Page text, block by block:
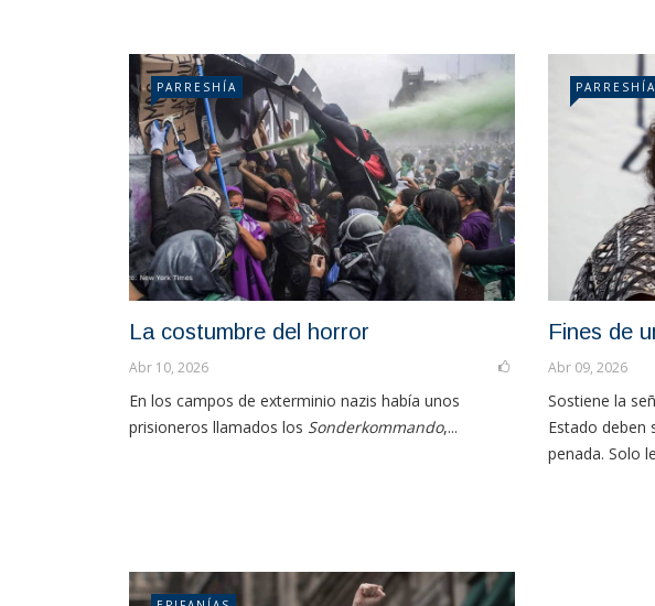
PARRESHÍA
La costumbre del horror
Abr 10, 2026
En los campos de exterminio nazis había unos
prisioneros llamados los Sonderkommando,...
PARRESHÍA
Fines de
Abr 09, 2026
Sostiene la
Estado deben
penada. Solo